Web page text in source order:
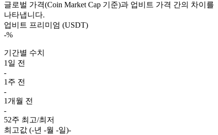
글로벌 가격(Coin Market Cap 기준)과 업비트 가격 간의 차이를
나타냅니다.
업비트 프리미엄 (USDT)
-%
기간별 수치
1일 전
-
1주 전
-
1개월 전
-
52주 최고/최저
최고값 (-년 -월 -일)-